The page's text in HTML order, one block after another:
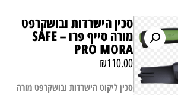
סכין הישרדות ובושקרפט
מורה סייף פרו – SAFE
PRO MORA
₪110.00
סכין ליקוט הישרדות ובושקרפט מורה